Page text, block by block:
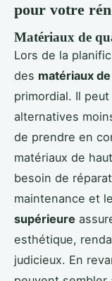
pour votre
Matériaux de
Lors de la
des matériaux
primordial. Il
alternatives
de prendre en
matériaux de
besoin de
maintenance et
supérieure
esthétique,
judicieux. En